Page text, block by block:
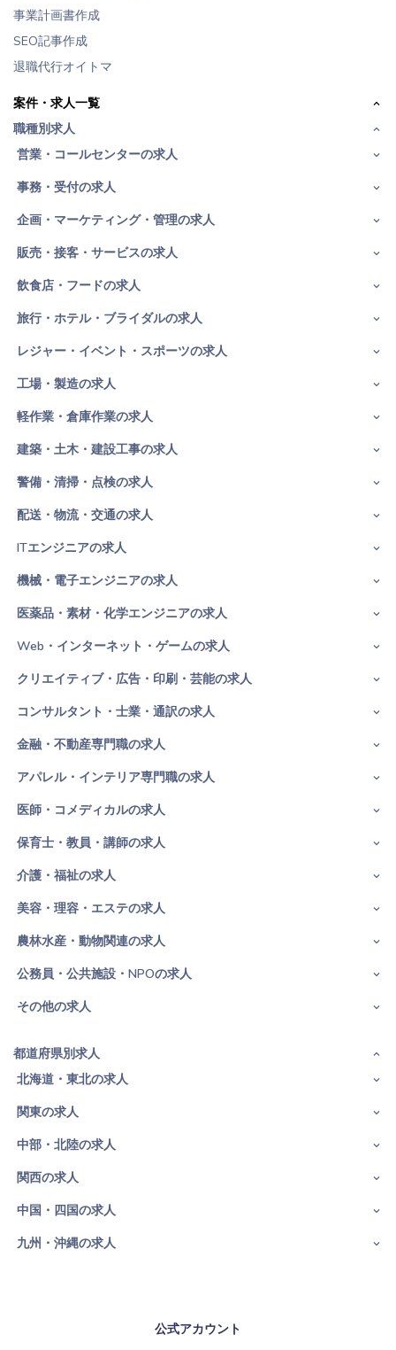
事業計画書作成
SEO記事作成
退職代行オイトマ
案件・求人一覧
職種別求人
営業・コールセンターの求人
事務・受付の求人
企画・マーケティング・管理の求人
販売・接客・サービスの求人
飲食店・フードの求人
旅行・ホテル・ブライダルの求人
レジャー・イベント・スポーツの求人
工場・製造の求人
軽作業・倉庫作業の求人
建築・土木・建設工事の求人
警備・清掃・点検の求人
配送・物流・交通の求人
ITエンジニアの求人
機械・電子エンジニアの求人
医薬品・素材・化学エンジニアの求人
Web・インターネット・ゲームの求人
クリエイティブ・広告・印刷・芸能の求人
コンサルタント・士業・通訳の求人
金融・不動産専門職の求人
アパレル・インテリア専門職の求人
医師・コメディカルの求人
保育士・教員・講師の求人
介護・福祉の求人
美容・理容・エステの求人
農林水産・動物関連の求人
公務員・公共施設・NPOの求人
その他の求人
都道府県別求人
北海道・東北の求人
関東の求人
中部・北陸の求人
関西の求人
中国・四国の求人
九州・沖縄の求人
公式アカウント